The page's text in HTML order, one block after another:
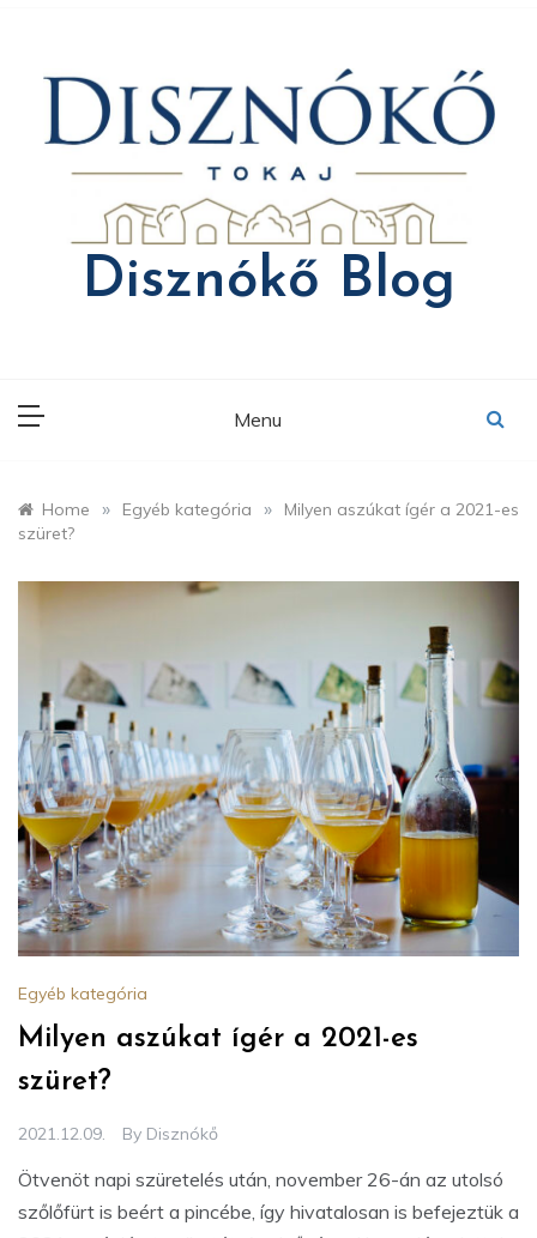
Disznókő Blog
Menu
Home » Egyéb kategória »
Milyen aszúkat ígér a 2021-es
szüret?
Egyéb kategória
Milyen aszúkat ígér a 2021-es
szüret?
2021.12.09. By Disznókő
Ötvenöt napi szüretelés után, november 26-án az utolsó
szőlőfürt is beért a pincébe, így hivatalosan is befejeztük a